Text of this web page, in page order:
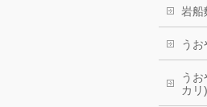
岩船
う
う
カリ)